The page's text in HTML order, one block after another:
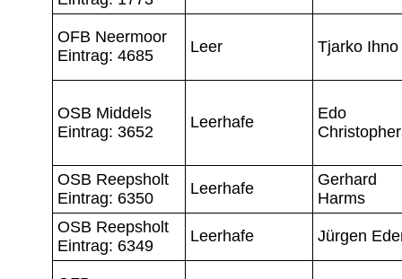
OFB Neermoor
Eintrag: 4685
Leer Tjarko Ihno
OSB Middels
Eintrag: 3652
Leerhafe
Edo
OSB Reepsholt
Eintrag: 6350
Leerhafe
Gerhard
Harms
OSB Reepsholt
Eintrag: 6349
Leerhafe Jürgen